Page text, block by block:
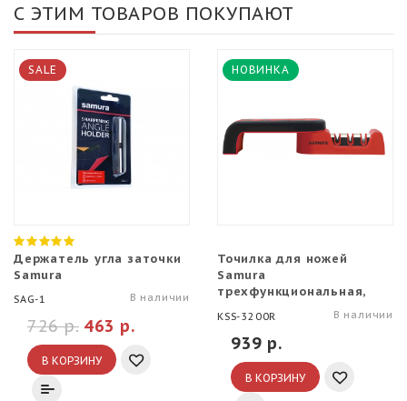
С ЭТИМ ТОВАРОВ ПОКУПАЮТ
SALE
Держатель угла заточки
Samura
SAG-1 В наличии
463 р.
726 р.
В КОРЗИНУ
НОВИНКА
Точилка для ножей
Samura
трехфункциональная,
KSS-3200R В наличии
939 р.
В КОРЗИНУ